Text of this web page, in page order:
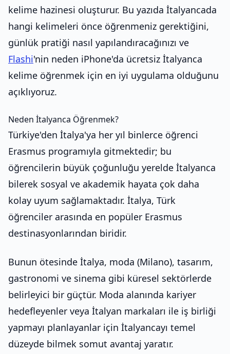
kelime hazinesi oluşturur. Bu yazıda İtalyancada
hangi kelimeleri önce öğrenmeniz gerektiğini,
günlük pratiği nasıl yapılandıracağınızı ve
Flashi'nin neden iPhone'da ücretsiz İtalyanca
kelime öğrenmek için en iyi uygulama olduğunu
açıklıyoruz.
Neden İtalyanca Öğrenmek?
Türkiye'den İtalya'ya her yıl binlerce öğrenci
Erasmus programıyla gitmektedir; bu
öğrencilerin büyük çoğunluğu yerelde İtalyanca
bilerek sosyal ve akademik hayata çok daha
kolay uyum sağlamaktadır. İtalya, Türk
öğrenciler arasında en popüler Erasmus
destinasyonlarından biridir.
Bunun ötesinde İtalya, moda (Milano), tasarım,
gastronomi ve sinema gibi küresel sektörlerde
belirleyici bir güçtür. Moda alanında kariyer
hedefleyenler veya İtalyan markaları ile iş birliği
yapmayı planlayanlar için İtalyancayı temel
düzeyde bilmek somut avantaj yaratır.